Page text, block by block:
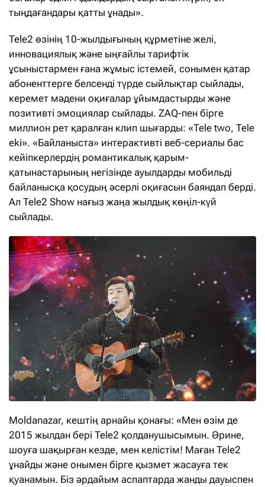
тыңдағандары қатты ұнады».
Tele2 өзінің 10-жылдығының құрметіне желі,
инновациялық және ыңғайлы тарифтік
ұсыныстармен ғана жұмыс істемей, сонымен қатар
абоненттерге белсенді түрде сыйлықтар сыйлады,
керемет мәдени оқиғалар ұйымдастырды және
позитивті эмоциялар сыйлады. ZAQ-пен бірге
миллион рет қаралған клип шығарды: «Tele two, Tele
eki». «Байланыста» интерактивті веб-сериалы бас
кейіпкерлердің романтикалық қарым-
қатынастарының негізінде ауылдарды мобильді
байланысқа қосудың әсерлі оқиғасын баяндап берді.
Ал Tele2 Show нағыз жаңа жылдық көңіл-күй
сыйлады.
Moldanazar, кештің арнайы қонағы: «Мен өзім де
2015 жылдан бері Tele2 қолданушысымын. Әрине,
шоуға шақырған кезде, мен келістім! Маған Tele2
ұнайды және онымен бірге қызмет жасауға тек
қуанамын. Біз әрдайым аспаптарда жанды дауыспен